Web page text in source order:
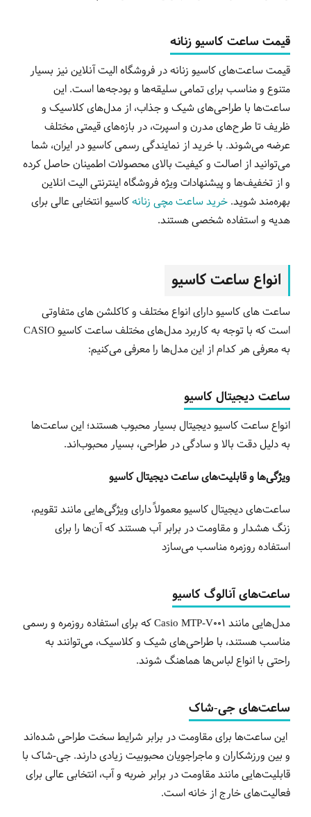
قیمت ساعت کاسیو زنانه
قیمت ساعت‌های کاسیو زنانه در فروشگاه الیت آنلاین نیز بسیار
متنوع و مناسب برای تمامی سلیقه‌ها و بودجه‌ها است. این
ساعت‌ها با طراحی‌های شیک و جذاب، از مدل‌های کلاسیک و
ظریف تا طرح‌های مدرن و اسپرت، در بازه‌های قیمتی مختلف
عرضه می‌شوند. با خرید از نمایندگی رسمی کاسیو در ایران، شما
می‌توانید از اصالت و کیفیت بالای محصولات اطمینان حاصل کرده
و از تخفیف‌ها و پیشنهادات ویژه فروشگاه اینترنتی الیت انلاین
بهره‌مند شوید. خرید ساعت‌ مچی زنانهکاسیو انتخابی عالی برای
هدیه و استفاده شخصی هستند.
انواع ساعت کاسیو
ساعت های کاسیو دارای انواع مختلف و کاکلشن های متفاوتی
است که با توجه به کاربرد مدل‌های مختلف ساعت کاسیو CASIO
به معرفی هر کدام از این مدل‌ها را معرفی می‌کنیم:
ساعت دیجیتال کاسیو
انواع ساعت کاسیو دیجیتال بسیار محبوب هستند؛ این ساعت‌ها
به دلیل دقت بالا و سادگی در طراحی، بسیار محبوب‌اند.
ویژگی‌ها و قابلیت‌های ساعت دیجیتال کاسیو
ساعت‌های دیجیتال کاسیو معمولاً دارای ویژگی‌هایی مانند تقویم،
زنگ هشدار و مقاومت در برابر آب هستند که آن‌ها را برای
استفاده روزمره مناسب می‌سازد
ساعت‌های آنالوگ کاسیو
مدل‌هایی مانند
که برای استفاده روزمره و رسمی
مناسب هستند، با طراحی‌های شیک و کلاسیک، می‌توانند به
راحتی با انواع لباس‌ها هماهنگ شوند.
ساعت‌های جی-شاک
این ساعت‌ها برای مقاومت در برابر شرایط سخت طراحی شده‌اند
و بین ورزشکاران و ماجراجویان محبوبیت زیادی دارند. جی-شاک با
قابلیت‌هایی مانند مقاومت در برابر ضربه و آب، انتخابی عالی برای
فعالیت‌های خارج از خانه است.